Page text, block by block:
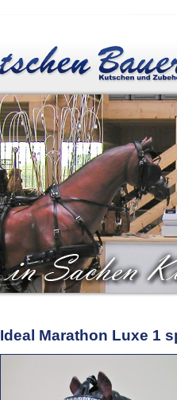
Ideal Marathon Luxe 1